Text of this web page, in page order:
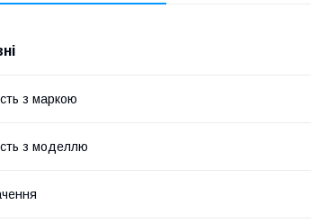
з маркою
з моделлю